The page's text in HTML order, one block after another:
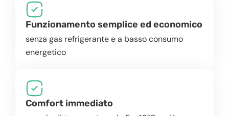
Funzionamento semplice ed economico
senza gas refrigerante e a basso consumo
energetico
Comfort immediato